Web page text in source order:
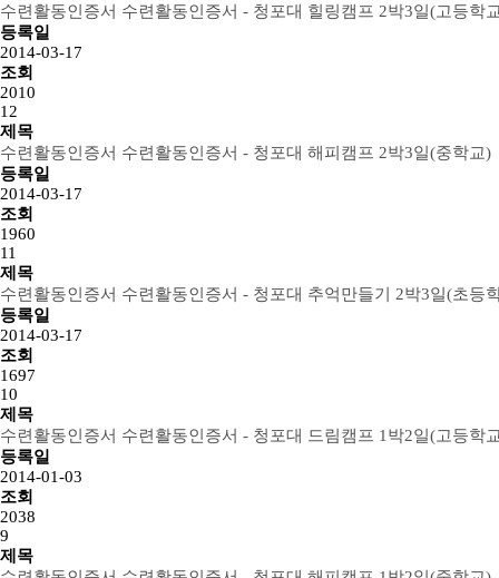
수련활동인증서 수련활동인증서 - 청포대 힐링캠프 2박3일(고등학
등록일
2014-03-17
조회
2010
12
제목
수련활동인증서 수련활동인증서 - 청포대 해피캠프 2박3일(중학교)
등록일
2014-03-17
조회
1960
11
제목
수련활동인증서 수련활동인증서 - 청포대 추억만들기 2박3일(초등
등록일
2014-03-17
조회
1697
10
제목
수련활동인증서 수련활동인증서 - 청포대 드림캠프 1박2일(고등학
등록일
2014-01-03
조회
2038
9
제목